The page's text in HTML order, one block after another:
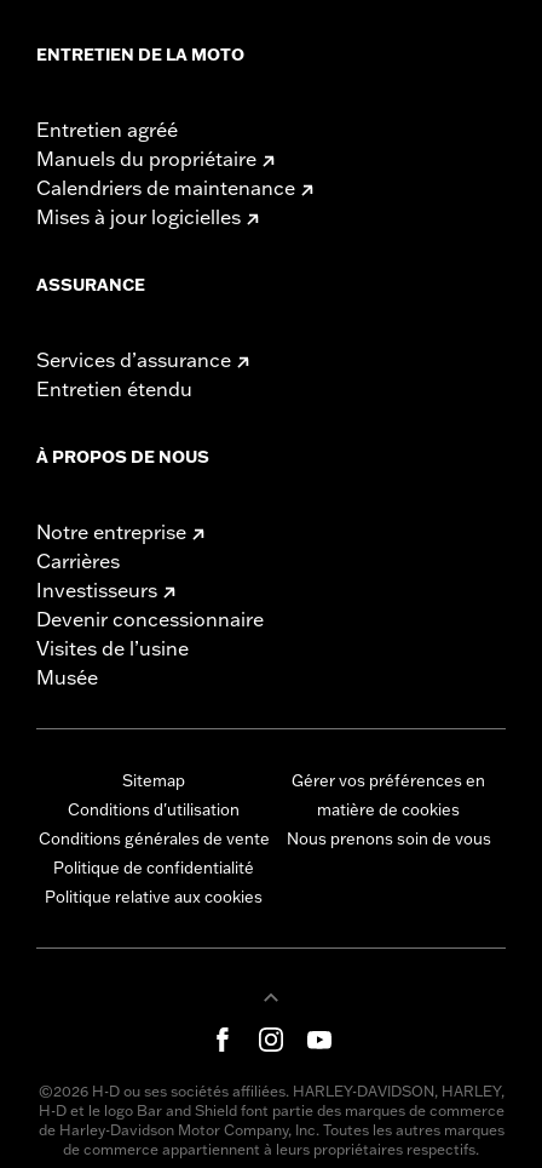
ENTRETIEN DE LA MOTO
Entretien agréé
Manuels du propriétaire
Calendriers de maintenance
Mises à jour logicielles
ASSURANCE
Services d’assurance
Entretien étendu
À PROPOS DE NOUS
Notre entreprise
Carrières
Investisseurs
Devenir concessionnaire
Visites de l’usine
Musée
Sitemap
Conditions d'utilisation
Conditions générales de vente
Politique de confidentialité
Politique relative aux cookies
Gérer vos préférences en
matière de cookies
Nous prenons soin de vous
©2026 H-D ou ses sociétés affiliées. HARLEY-DAVIDSON, HARLEY,
H-D et le logo Bar and Shield font partie des marques de commerce
de Harley-Davidson Motor Company, Inc. Toutes les autres marques
de commerce appartiennent à leurs propriétaires respectifs.